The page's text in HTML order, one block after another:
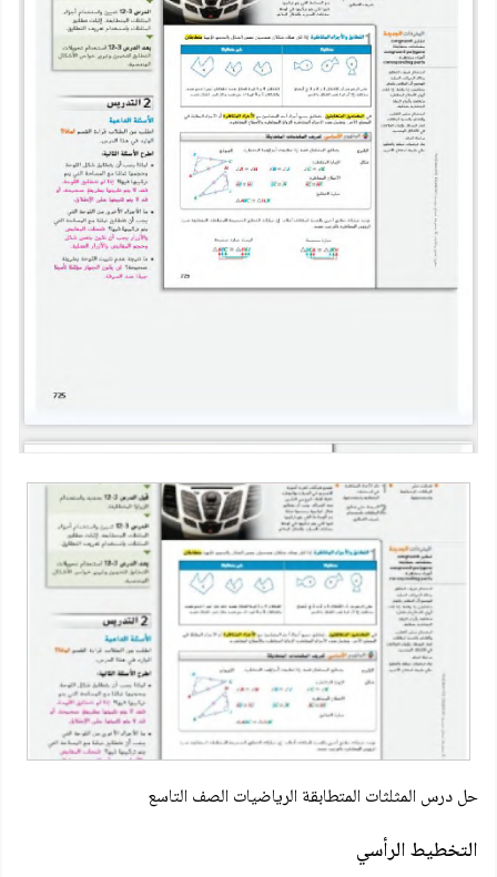
حل درس المثلثات المتطابقة الرياضيات الصف التاسع
التخطيط الرأسي